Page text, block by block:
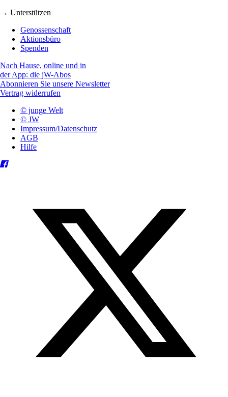
→ Unterstützen
Genossenschaft
Aktionsbüro
Spenden
Nach Hause, online und in
der App: die jW-Abos
Abonnieren Sie unsere Newsletter
Vertrag widerrufen
© junge Welt
© JW
Impressum/Datenschutz
AGB
Hilfe